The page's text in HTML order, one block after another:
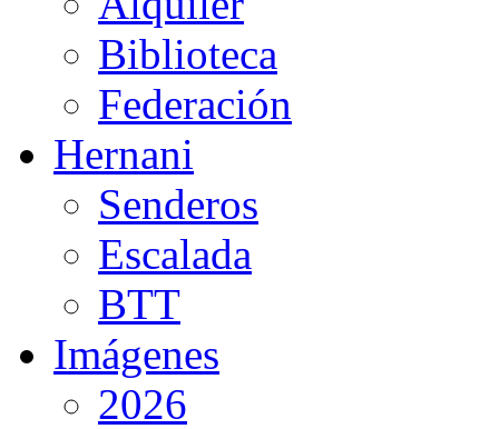
Biblioteca
Federación
Hernani
Senderos
Escalada
BTT
Imágenes
2026